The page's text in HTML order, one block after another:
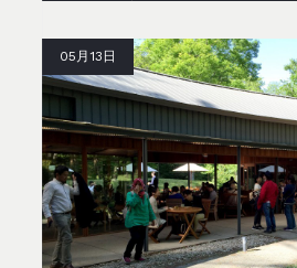
05月13日